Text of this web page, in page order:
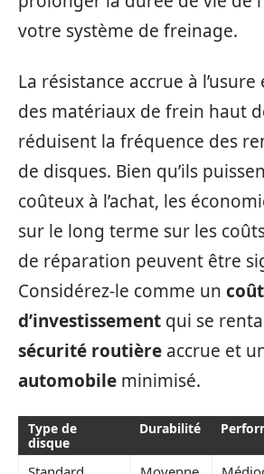
votre système de freinage.
La résistance accrue à l’usure
des matériaux de frein haut
réduisent la fréquence des
de disques. Bien qu’ils
coûteux à l’achat, les
sur le long terme sur les
de réparation peuvent être
Considérez-le comme un coût
d’investissement qui se
sécurité routière accrue et
automobile minimisé.
Type de
disque
Durabilité